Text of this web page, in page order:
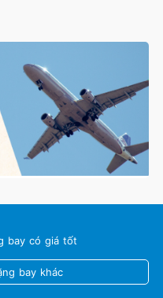
bay có giá tốt
bay khác